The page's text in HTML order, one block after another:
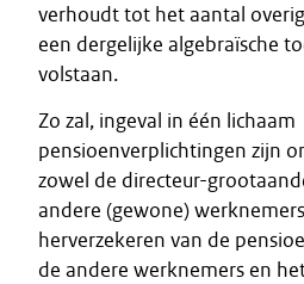
verhoudt tot het aantal
een dergelijke algebraïsche
volstaan.
Zo zal, ingeval in één lichaam
pensioenverplichtingen zijn
zowel de directeur-
andere (gewone)
herverzekeren van de
de andere werknemers en